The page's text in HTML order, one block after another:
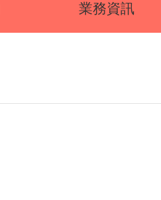
業務資訊